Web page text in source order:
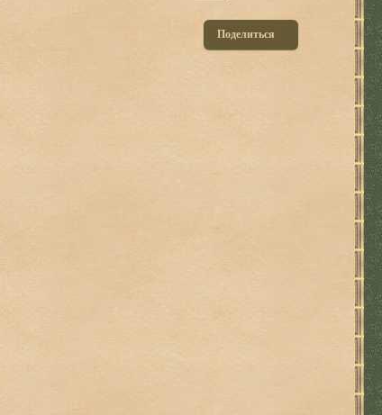
Поделиться